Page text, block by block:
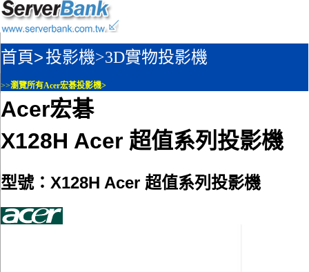
首頁>投影機>3D實物投影機
>>瀏覽所有Acer宏碁投影機>
Acer宏碁
X128H Acer 超值系列投影機
型號：X128H Acer 超值系列投影機